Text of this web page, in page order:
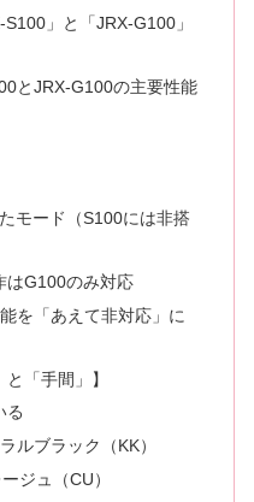
」と「JRX-G100」
とJRX-G100の主要性能
モード（S100には非搭
G100のみ対応
を「あえて非対応」に
「手間」】
る
ルブラック（KK）
ジュ（CU）